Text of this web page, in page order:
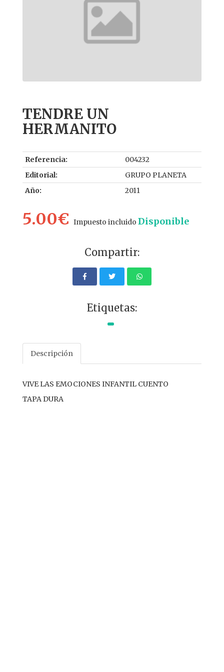
TENDRE UN
HERMANITO
Referencia:
004232
Editorial:
GRUPO PLANETA
Año:
2011
5.00€ Impuesto incluido Disponible
Compartir:
Etiquetas:
Descripción
VIVE LAS EMOCIONES INFANTIL CUENTO
TAPA DURA